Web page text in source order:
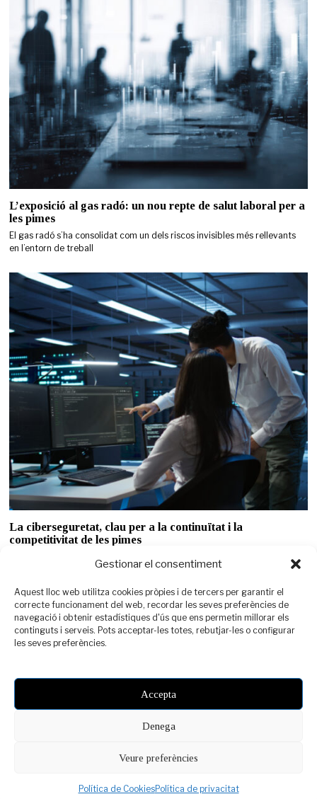
Gestionar el consentiment
Aquest lloc web utilitza cookies pròpies i de tercers per garantir el
correcte funcionament del web, recordar les seves preferències de
navegació i obtenir estadístiques d'ús que ens permetin millorar els
continguts i serveis. Pots acceptar-les totes, rebutjar-les o configurar
les seves preferències.
Accepta
Denega
Veure preferències
Política de CookiesPolítica de privacitat
YOU MIGHT BE INTERESTED IN
comencen amb una
inclusius: un repte
compartit
L’exposició al gas radó: un nou repte de salut laboral per a
les pimes
El gas radó s’ha consolidat com un dels riscos invisibles més rellevants
en l’entorn de treball
La ciberseguretat, clau per a la continuïtat i la
competitivitat de les pimes
informació i dels sistemes tecnològics